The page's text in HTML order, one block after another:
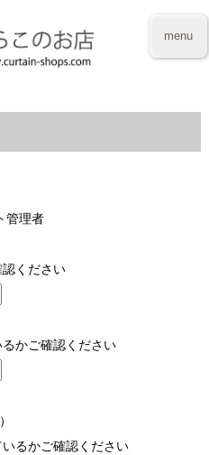
menu
管理者
ください
かご確認ください
るかご確認ください